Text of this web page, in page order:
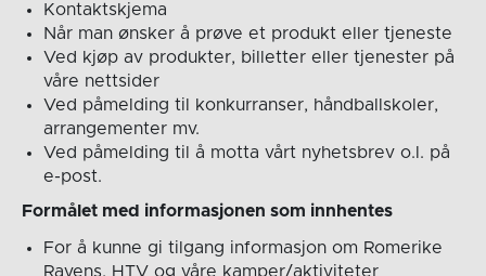
Kontaktskjema
Når man ønsker å prøve et produkt eller tjeneste
Ved kjøp av produkter, billetter eller tjenester på
våre nettsider
Ved påmelding til konkurranser, håndballskoler,
arrangementer mv.
Ved påmelding til å motta vårt nyhetsbrev o.l. på
e-post.
Formålet med informasjonen som innhentes
For å kunne gi tilgang informasjon om Romerike
Ravens, HTV og våre kamper/aktiviteter